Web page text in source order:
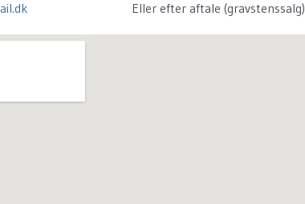
Eller efter aftale (gravstenssalg)